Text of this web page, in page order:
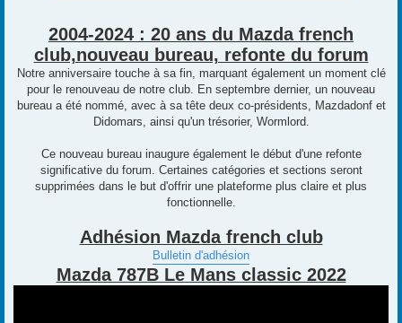
2004-2024 : 20 ans du Mazda french
club,nouveau bureau, refonte du forum
Notre anniversaire touche à sa fin, marquant également un moment clé
pour le renouveau de notre club. En septembre dernier, un nouveau
bureau a été nommé, avec à sa tête deux co-présidents, Mazdadonf et
Didomars, ainsi qu'un trésorier, Wormlord.
Ce nouveau bureau inaugure également le début d'une refonte
significative du forum. Certaines catégories et sections seront
supprimées dans le but d'offrir une plateforme plus claire et plus
fonctionnelle.
Adhésion Mazda french club
Bulletin d'adhésion
Mazda 787B Le Mans classic 2022